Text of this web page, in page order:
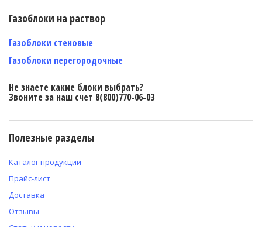
Газоблоки на раствор
Газоблоки стеновые
Газоблоки перегородочные
Не знаете какие блоки выбрать?
Звоните за наш счет 8(800)770-06-03
Полезные разделы
Каталог продукции
Прайс-лист
Доставка
Отзывы